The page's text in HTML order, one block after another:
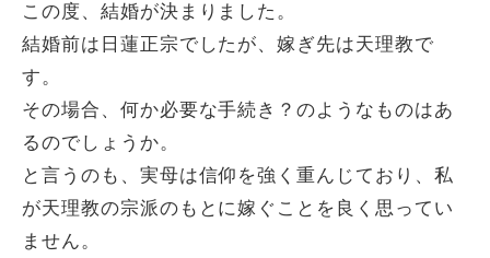
この度、結婚が決まりました。
結婚前は日蓮正宗でしたが、嫁ぎ先は天理教で
す。
その場合、何か必要な手続き？のようなものはあ
るのでしょうか。
と言うのも、実母は信仰を強く重んじており、私
が天理教の宗派のもとに嫁ぐことを良く思ってい
ません。